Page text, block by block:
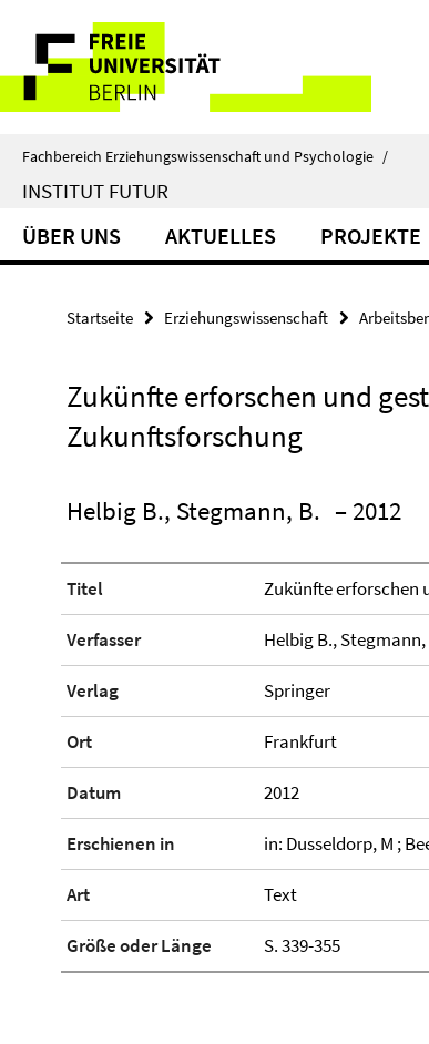
direkt
Inhalt
Service-
Navigation
Fachbereich Erziehungswissenschaft und Psychologie /
INSTITUT FUTUR
ÜBER UNS AKTUELLES PROJEKTE
Startseite Erziehungswissenschaft
Zukünfte erforschen und
Zukunftsforschung
Helbig B., Stegmann, B. – 2012
Titel Zukünfte erforschen
Verfasser Helbig B., Stegmann,
Verlag Springer
Ort Frankfurt
Datum 2012
Erschienen in in: Dusseldorp, M ;
Art Text
Größe oder Länge S. 339-355